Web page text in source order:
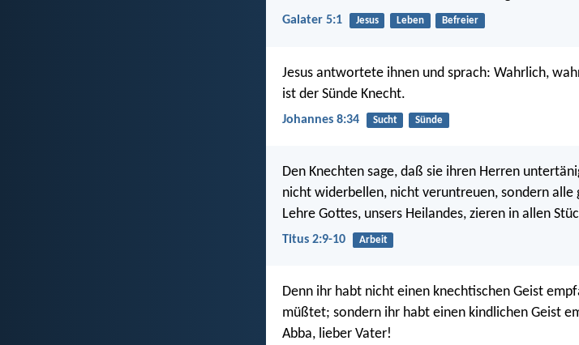
Galater 5:1 Jesus Leben Befreier
Jesus antwortete ihnen und sprach: Wahrlich,
ist der Sünde Knecht.
Johannes 8:34 Sucht Sünde
Den Knechten sage, daß sie ihren Herren
nicht widerbellen, nicht veruntreuen, sondern alle
Lehre Gottes, unsers Heilandes, zieren in allen
Titus 2:9-10 Arbeit
Denn ihr habt nicht einen knechtischen Geist
müßtet; sondern ihr habt einen kindlichen Geist
Abba, lieber Vater!